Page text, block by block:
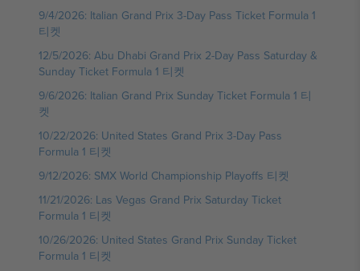
9/4/2026: Italian Grand Prix 3-Day Pass Ticket Formula 1
티켓
12/5/2026: Abu Dhabi Grand Prix 2-Day Pass Saturday &
Sunday Ticket Formula 1 티켓
9/6/2026: Italian Grand Prix Sunday Ticket Formula 1 티
켓
10/22/2026: United States Grand Prix 3-Day Pass
Formula 1 티켓
9/12/2026: SMX World Championship Playoffs 티켓
11/21/2026: Las Vegas Grand Prix Saturday Ticket
Formula 1 티켓
10/26/2026: United States Grand Prix Sunday Ticket
Formula 1 티켓